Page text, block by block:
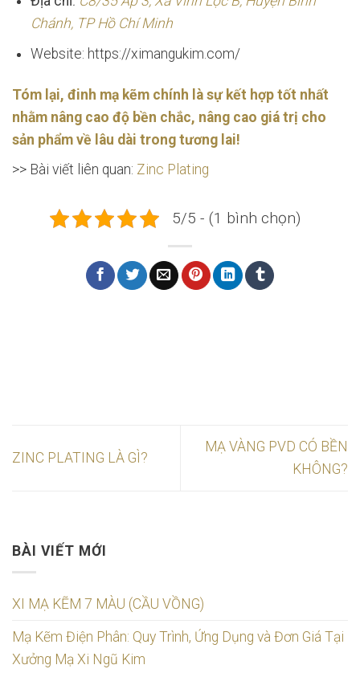
BÀI VIẾT MỚI
XI MẠ KẼM 7 MÀU (CẦU VỒNG)
Mạ Kẽm Điện Phân: Quy Trình, Ứng Dụng và Đơn Giá Tại
Xưởng Mạ Xi Ngũ Kim
Chánh, TP Hồ Chí Minh
Website: https://ximangukim.com/
Tóm lại, đinh mạ kẽm chính là sự kết hợp tốt nhất
nhằm nâng cao độ bền chắc, nâng cao giá trị cho
sản phẩm về lâu dài trong tương lai!
>> Bài viết liên quan: Zinc Plating
5/5 - (1 bình chọn)
ZINC PLATING LÀ GÌ?
MẠ VÀNG PVD CÓ BỀN
KHÔNG?